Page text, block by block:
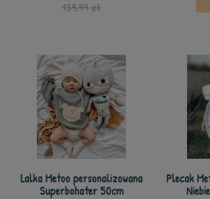
139,99 zł
Lalka Metoo personalizowana
Superbohater 50cm
Plecak